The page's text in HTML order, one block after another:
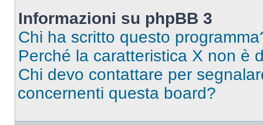
Informazioni su phpBB 3
Chi ha scritto questo
Perché la caratteristica X non è
Chi devo contattare per
concernenti questa board?